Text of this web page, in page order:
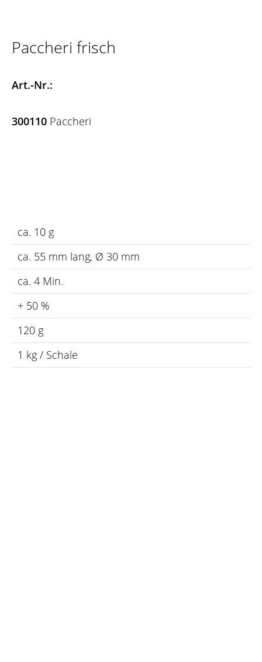
Paccheri frisch
Art.-Nr.:
300110 Paccheri
ca. 10 g
ca. 55 mm lang, Ø 30 mm
ca. 4 Min.
+ 50 %
120 g
1 kg / Schale